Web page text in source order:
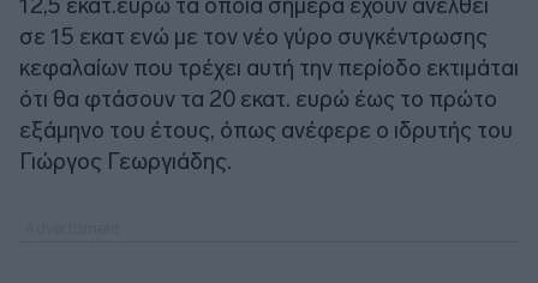
σε 15 εκατ ενώ με τον νέο γύρο συγκέντρωσης
κεφαλαίων που τρέχει αυτή την περίοδο εκτιμάται
ότι θα φτάσουν τα 20 εκατ. ευρώ έως το πρώτο
εξάμηνο του έτους, όπως ανέφερε ο ιδρυτής του
Γιώργος Γεωργιάδης.